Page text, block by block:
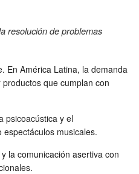
resolución de problemas
En América Latina, la demanda
que cumplan con
psicoacústica y el
musicales.
la comunicación asertiva con